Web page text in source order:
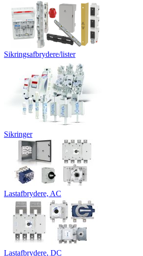
Sikringsafbrydere/lister
Sikringer
Lastafbrydere, AC
Lastafbrydere, DC